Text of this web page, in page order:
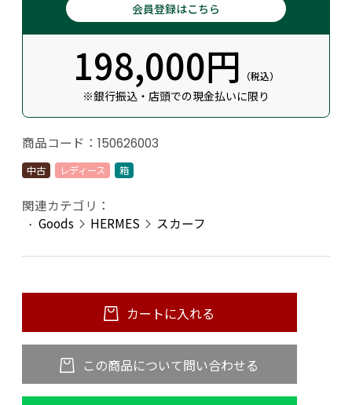
会員登録はこちら
198,000円 （税込）
※銀行振込・店頭での現金払いに限り
商品コード： 150626003
中古 レディース 箱
関連カテゴリ：
Goods
HERMES スカーフ
カートに入れる
この商品について問い合わせる